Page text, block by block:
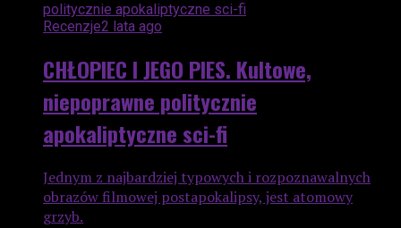
Recenzje2 lata ago
CHŁOPIEC I JEGO PIES. Kultowe,
niepoprawne politycznie
apokaliptyczne sci-fi
Jednym z najbardziej typowych i rozpoznawalnych
obrazów filmowej postapokalipsy, jest atomowy
grzyb.